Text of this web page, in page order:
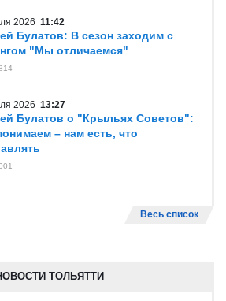
2026 11:42
Булатов: В сезон заходим с
"Мы отличаемся"
2026 13:27
Булатов о "Крыльях Советов":
– нам есть, что
Весь список
ТОЛЬЯТТИ